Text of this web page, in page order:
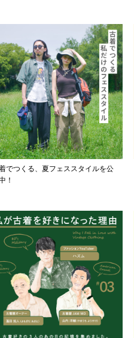
でつくる、夏フェススタイルを公
！